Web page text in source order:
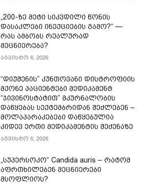
„200-ზე მეტი სიკვდილი წონის
დასაკლები ინექციების გამო?“ —
რას ამბობს რეალურად
მეცნიერება?
აგვისტო 6, 2026
“დიუშენის” კუნთოვანი დისტროფიის
მქონე პაციენტები მედიკამენტ
“ჯივინოსტატით” მკურნალობის
დაწყებას სექტემბრიდან შეძლებენ –
მოლაპარაკებები დაწყებულია
კიდევ ერთი მედიკამენტის შეძენაზე
აგვისტო 6, 2026
„სუპერსოკო“ Candida auris – რატომ
აფრთხილებენ მეცნიერები
მსოფლიოს?